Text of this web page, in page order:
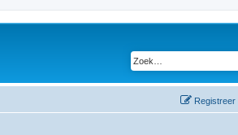
Registreer